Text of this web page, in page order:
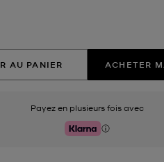
AU PANIER ACHETER
Payez en plusieurs fois avec
Klarna